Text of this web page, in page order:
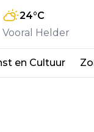
24°C
Vooral Helder
en Cultuur